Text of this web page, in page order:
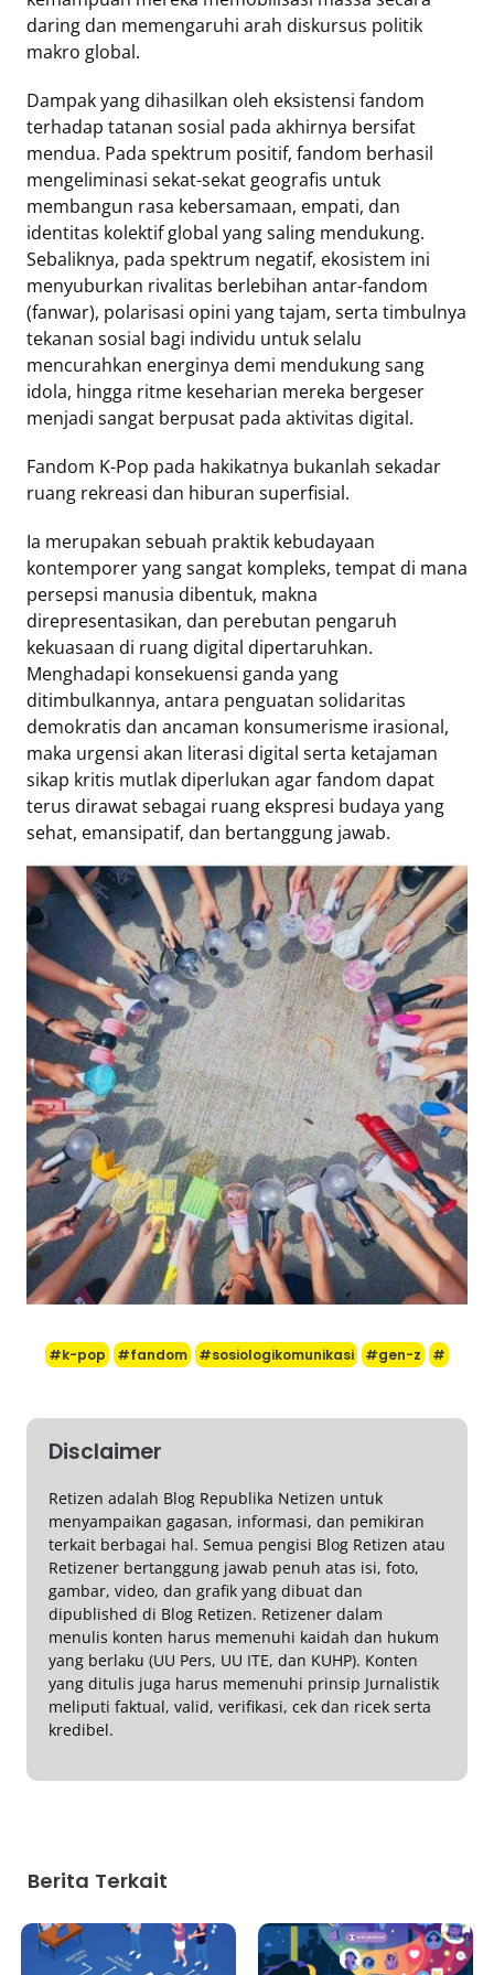
daring dan memengaruhi arah diskursus politik
makro global.
Dampak yang dihasilkan oleh eksistensi fandom
terhadap tatanan sosial pada akhirnya bersifat
mendua. Pada spektrum positif, fandom berhasil
mengeliminasi sekat-sekat geografis untuk
membangun rasa kebersamaan, empati, dan
identitas kolektif global yang saling mendukung.
Sebaliknya, pada spektrum negatif, ekosistem ini
menyuburkan rivalitas berlebihan antar-fandom
(fanwar), polarisasi opini yang tajam, serta timbulnya
tekanan sosial bagi individu untuk selalu
mencurahkan energinya demi mendukung sang
idola, hingga ritme keseharian mereka bergeser
menjadi sangat berpusat pada aktivitas digital.
Fandom K-Pop pada hakikatnya bukanlah sekadar
ruang rekreasi dan hiburan superfisial.
Ia merupakan sebuah praktik kebudayaan
kontemporer yang sangat kompleks, tempat di mana
persepsi manusia dibentuk, makna
direpresentasikan, dan perebutan pengaruh
kekuasaan di ruang digital dipertaruhkan.
Menghadapi konsekuensi ganda yang
ditimbulkannya, antara penguatan solidaritas
demokratis dan ancaman konsumerisme irasional,
maka urgensi akan literasi digital serta ketajaman
sikap kritis mutlak diperlukan agar fandom dapat
terus dirawat sebagai ruang ekspresi budaya yang
sehat, emansipatif, dan bertanggung jawab.
#k-pop #fandom #sosiologikomunikasi #gen-z #
Disclaimer
Retizen adalah Blog Republika Netizen untuk
menyampaikan gagasan, informasi, dan pemikiran
terkait berbagai hal. Semua pengisi Blog Retizen atau
Retizener bertanggung jawab penuh atas isi, foto,
gambar, video, dan grafik yang dibuat dan
dipublished di Blog Retizen. Retizener dalam
menulis konten harus memenuhi kaidah dan hukum
yang berlaku (UU Pers, UU ITE, dan KUHP). Konten
yang ditulis juga harus memenuhi prinsip Jurnalistik
meliputi faktual, valid, verifikasi, cek dan ricek serta
kredibel.
Berita Terkait